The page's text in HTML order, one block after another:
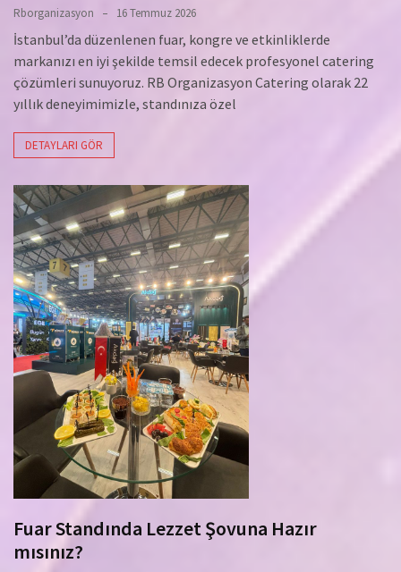
Rborganizasyon 16 Temmuz 2026
İstanbul’da düzenlenen fuar, kongre ve etkinliklerde
markanızı en iyi şekilde temsil edecek profesyonel catering
çözümleri sunuyoruz. RB Organizasyon Catering olarak 22
yıllık deneyimimizle, standınıza özel
DETAYLARI GÖR
Fuar Standında Lezzet Şovuna Hazır
mısınız?